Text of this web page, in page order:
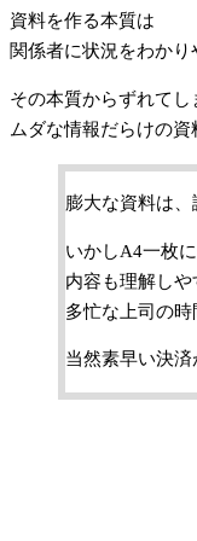
資料を作る本質は
関係者に状況をわかり
その本質からずれてし
ムダな情報だらけの
膨大な資料は、
いかしA4一枚
内容も理解しや
多忙な上司の時
当然素早い決済